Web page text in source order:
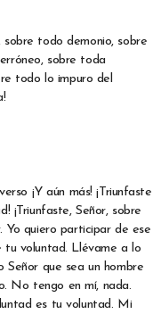
todo demonio, sobre
sobre toda
todo lo impuro del
¡Y aún más! ¡Triunfaste
¡Triunfaste, Señor, sobre
Yo quiero participar de ese
tu voluntad. Llévame a lo
Señor que sea un hombre
No tengo en mí, nada.
es tu voluntad. Mi